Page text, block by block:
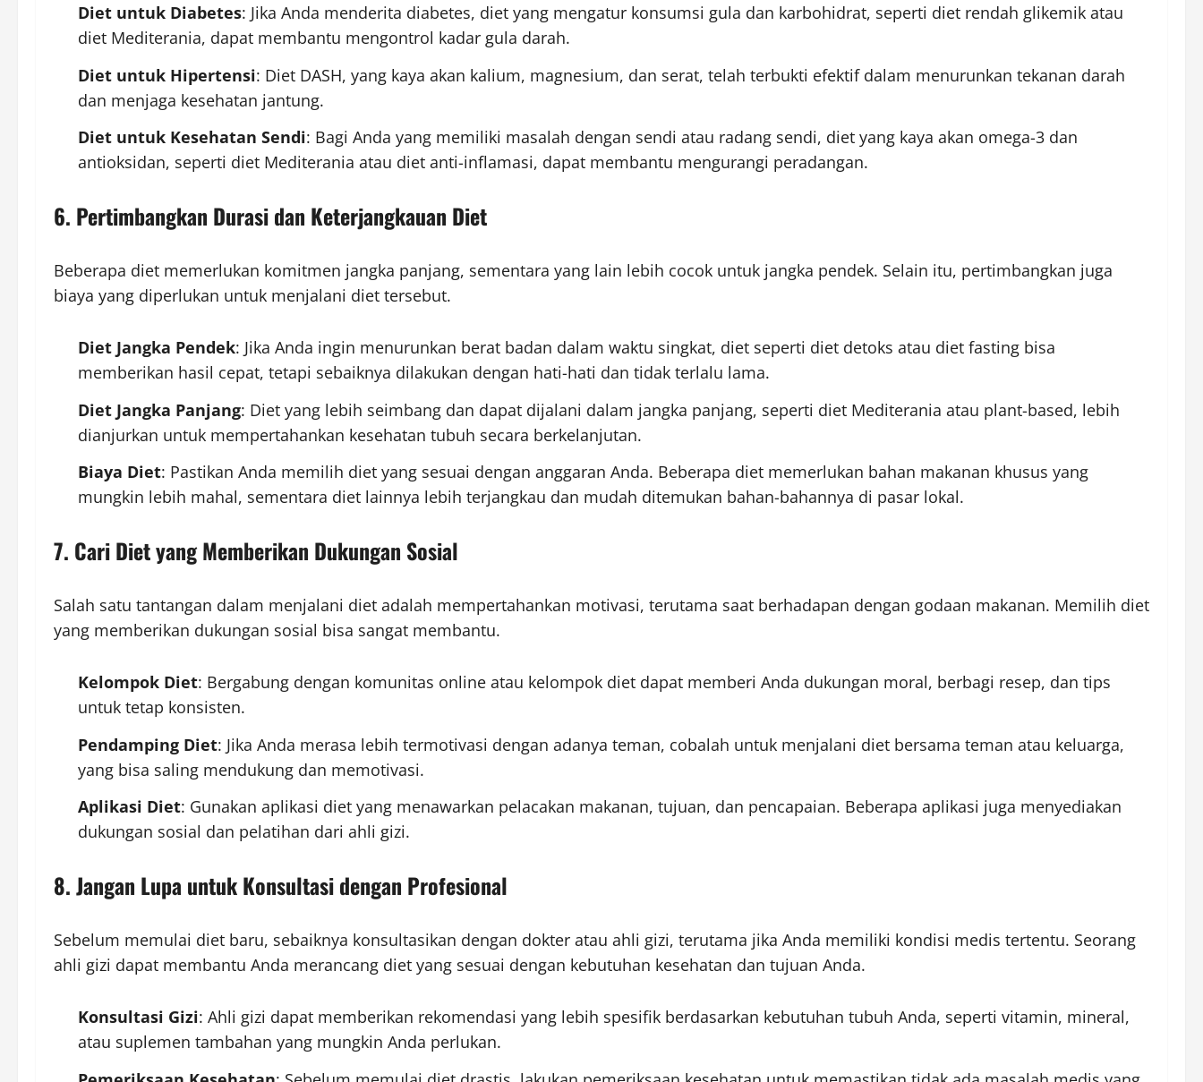
Diet untuk Diabetes: Jika Anda menderita diabetes, diet yang mengatur konsumsi gula dan karbohidrat, seperti diet rendah glikemik atau
diet Mediterania, dapat membantu mengontrol kadar gula darah.
Diet untuk Hipertensi: Diet DASH, yang kaya akan kalium, magnesium, dan serat, telah terbukti efektif dalam menurunkan tekanan darah
dan menjaga kesehatan jantung.
Diet untuk Kesehatan Sendi: Bagi Anda yang memiliki masalah dengan sendi atau radang sendi, diet yang kaya akan omega-3 dan
antioksidan, seperti diet Mediterania atau diet anti-inflamasi, dapat membantu mengurangi peradangan.
6. Pertimbangkan Durasi dan Keterjangkauan Diet
Beberapa diet memerlukan komitmen jangka panjang, sementara yang lain lebih cocok untuk jangka pendek. Selain itu, pertimbangkan juga
biaya yang diperlukan untuk menjalani diet tersebut.
Diet Jangka Pendek: Jika Anda ingin menurunkan berat badan dalam waktu singkat, diet seperti diet detoks atau diet fasting bisa
memberikan hasil cepat, tetapi sebaiknya dilakukan dengan hati-hati dan tidak terlalu lama.
Diet Jangka Panjang: Diet yang lebih seimbang dan dapat dijalani dalam jangka panjang, seperti diet Mediterania atau plant-based, lebih
dianjurkan untuk mempertahankan kesehatan tubuh secara berkelanjutan.
Biaya Diet: Pastikan Anda memilih diet yang sesuai dengan anggaran Anda. Beberapa diet memerlukan bahan makanan khusus yang
mungkin lebih mahal, sementara diet lainnya lebih terjangkau dan mudah ditemukan bahan-bahannya di pasar lokal.
7. Cari Diet yang Memberikan Dukungan Sosial
Salah satu tantangan dalam menjalani diet adalah mempertahankan motivasi, terutama saat berhadapan dengan godaan makanan. Memilih diet
yang memberikan dukungan sosial bisa sangat membantu.
Kelompok Diet: Bergabung dengan komunitas online atau kelompok diet dapat memberi Anda dukungan moral, berbagi resep, dan tips
untuk tetap konsisten.
Pendamping Diet: Jika Anda merasa lebih termotivasi dengan adanya teman, cobalah untuk menjalani diet bersama teman atau keluarga,
yang bisa saling mendukung dan memotivasi.
Aplikasi Diet: Gunakan aplikasi diet yang menawarkan pelacakan makanan, tujuan, dan pencapaian. Beberapa aplikasi juga menyediakan
dukungan sosial dan pelatihan dari ahli gizi.
8. Jangan Lupa untuk Konsultasi dengan Profesional
Sebelum memulai diet baru, sebaiknya konsultasikan dengan dokter atau ahli gizi, terutama jika Anda memiliki kondisi medis tertentu. Seorang
ahli gizi dapat membantu Anda merancang diet yang sesuai dengan kebutuhan kesehatan dan tujuan Anda.
Konsultasi Gizi: Ahli gizi dapat memberikan rekomendasi yang lebih spesifik berdasarkan kebutuhan tubuh Anda, seperti vitamin, mineral,
atau suplemen tambahan yang mungkin Anda perlukan.